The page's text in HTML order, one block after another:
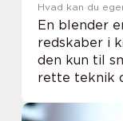
Hvad kan du
En blender
redskaber i
den kun til
rette teknik
og is. En